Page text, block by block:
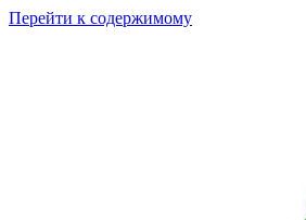
Перейти к содержимому